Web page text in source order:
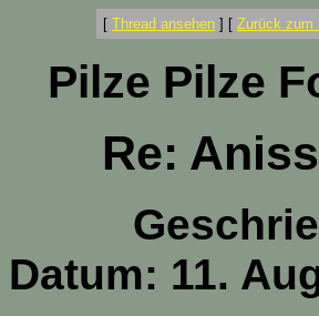
[ Thread ansehen ] [ Zurück zum
Pilze Pilze
Re:
Datum: 11.